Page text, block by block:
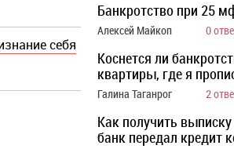
себя
Банкротство при 25
Алексей Майкоп 0
Коснется ли
квартиры, где я
Галина Таганрог 2
Как получить выписку
банк передал кредит